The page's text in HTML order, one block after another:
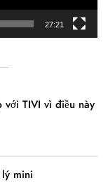
27:21
TIVI vì điều này
mini